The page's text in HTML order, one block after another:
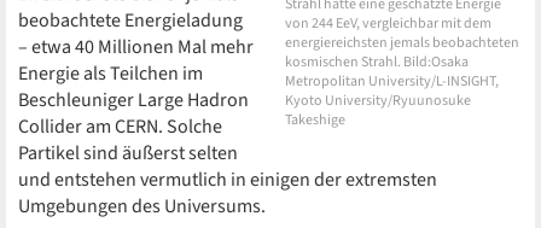
Strahl hatte eine geschätzte Energie
von 244 EeV, vergleichbar mit dem
energiereichsten jemals beobachteten
kosmischen Strahl. Bild:Osaka
Metropolitan University/L-INSIGHT,
Kyoto University/Ryuunosuke
Takeshige
beobachtete Energieladung
– etwa 40 Millionen Mal mehr
Energie als Teilchen im
Beschleuniger Large Hadron
Collider am CERN. Solche
Partikel sind äußerst selten
und entstehen vermutlich in einigen der extremsten
Umgebungen des Universums.